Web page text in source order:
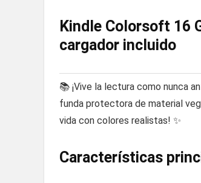
Kindle Colorsoft 16
cargador incluido
📚 ¡Vive la lectura como nunca
funda protectora de material
vida con colores realistas! ✨
Características